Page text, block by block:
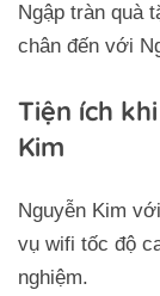
Ngập tràn quà
chân đến với
Tiện ích
Kim
Nguyễn Kim
vụ wifi tốc độ
nghiệm.